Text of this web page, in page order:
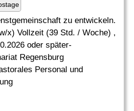
zu entwickeln.
x) Vollzeit (39 Std. / Woche) ,
oder später-
Regensburg
Personal und